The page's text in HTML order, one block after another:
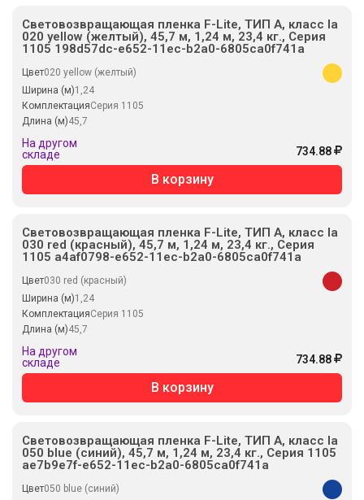
Световозвращающая пленка F-Lite, ТИП А, класс Ia
020 yellow (желтый), 45,7 м, 1,24 м, 23,4 кг., Серия
1105 198d57dc-e652-11ec-b2a0-6805ca0f741a
Цвет020 yellow (желтый)
Ширина (м)1,24
КомплектацияСерия 1105
Длина (м)45,7
На другом
складе
734.88
В корзину
Световозвращающая пленка F-Lite, ТИП А, класс Ia
030 red (красный), 45,7 м, 1,24 м, 23,4 кг., Серия
1105 a4af0798-e652-11ec-b2a0-6805ca0f741a
Цвет030 red (красный)
Ширина (м)1,24
КомплектацияСерия 1105
Длина (м)45,7
На другом
складе
734.88
В корзину
Световозвращающая пленка F-Lite, ТИП А, класс Ia
050 blue (синий), 45,7 м, 1,24 м, 23,4 кг., Серия 1105
ae7b9e7f-e652-11ec-b2a0-6805ca0f741a
Цвет050 blue (синий)